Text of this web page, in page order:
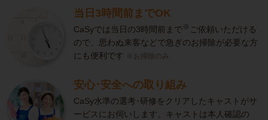
当日3時間前までOK
CaSyでは当日の3時間前まで※ ご依頼いただける
ので、思わぬ来客などで急ぎのお掃除が必要な方
にも便利です ※お掃除のみ
安心･安全への取り組み
CaSy水準の選考･研修をクリアしたキャストがサ
ービスにお伺いします。キャストは本人確認の